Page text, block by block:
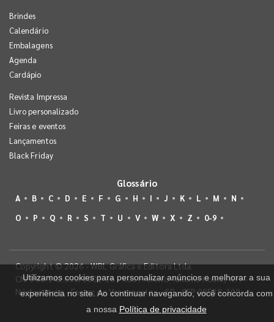
Brindes
Calendário
Embalagens
Agenda
Cardápio
Revista Impressa
Livro personalizado
Feiras e eventos
Lançamentos
Black Friday
Glossário
A B C D E F G H I J K L M
N
O
P Q R S T U V W X Z 0-9
Copyright © 2026 - WBL Gráfica e Editora Ltda.
CNPJ 08.142.850/0001-36 - Rua Prefeito Takume Koike, 499 -
Núcleo Itaim - Ferraz de Vasconcelos - SP - CEP 08538-100
Utilizamos cookies para personalizar anúncios e melhorar a sua
experiência no site. Ao continuar navegando, você concorda com
a nossa Política de privacidade